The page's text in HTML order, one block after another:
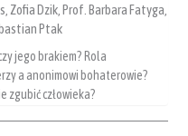
Zofia Dzik, Prof. Barbara Fatyga,
Ptak
jego brakiem? Rola
a anonimowi bohaterowie?
zgubić człowieka?